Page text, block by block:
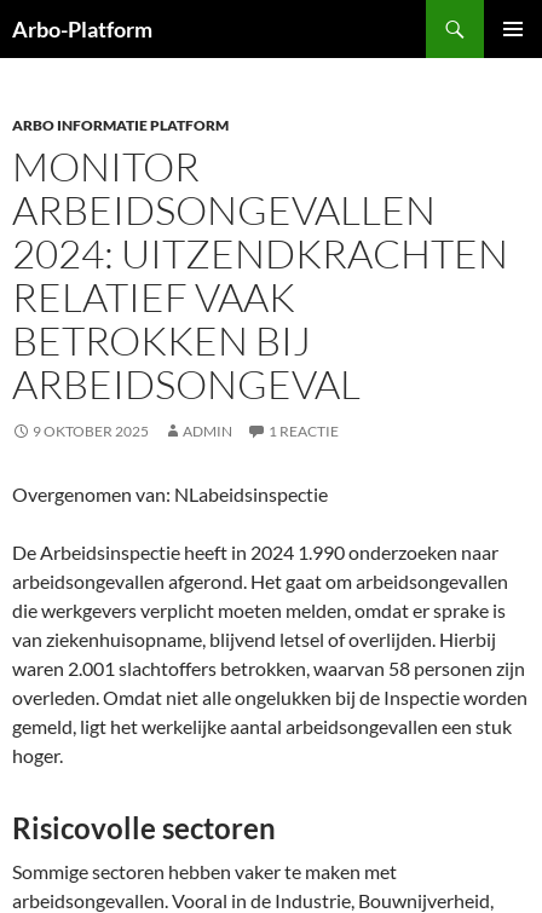
naar
Arbo-Platform
ARBO INFORMATIE PLATFORM
MONITOR
ARBEIDSONGEVALLEN
2024: UITZENDKRACHTEN
RELATIEF VAAK
BETROKKEN BIJ
ARBEIDSONGEVAL
9 OKTOBER 2025 ADMIN 1 REACTIE
Overgenomen van: NLabeidsinspectie
De Arbeidsinspectie heeft in 2024 1.990 onderzoeken naar
arbeidsongevallen afgerond. Het gaat om arbeidsongevallen
die werkgevers verplicht moeten melden, omdat er sprake is
van ziekenhuisopname, blijvend letsel of overlijden. Hierbij
waren 2.001 slachtoffers betrokken, waarvan 58 personen zijn
overleden. Omdat niet alle ongelukken bij de Inspectie worden
gemeld, ligt het werkelijke aantal arbeidsongevallen een stuk
hoger.
Risicovolle sectoren
Sommige sectoren hebben vaker te maken met
arbeidsongevallen. Vooral in de Industrie, Bouwnijverheid,